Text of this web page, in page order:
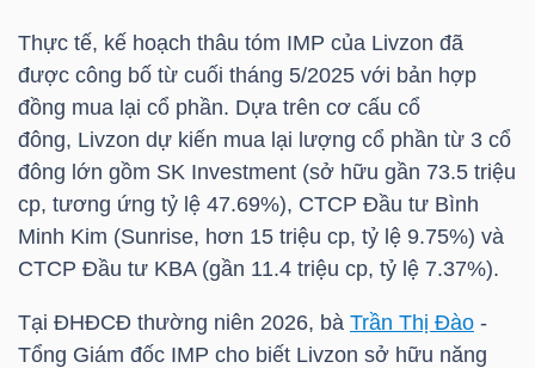
Thực tế, kế hoạch thâu tóm IMP của Livzon đã
được công bố từ cuối tháng 5/2025 với bản hợp
đồng mua lại cổ phần. Dựa trên cơ cấu cổ
đông, Livzon dự kiến mua lại lượng cổ phần từ 3 cổ
đông lớn gồm SK Investment (sở hữu gần 73.5 triệu
cp, tương ứng tỷ lệ 47.69%), CTCP Đầu tư Bình
Minh Kim (Sunrise, hơn 15 triệu cp, tỷ lệ 9.75%) và
CTCP Đầu tư KBA (gần 11.4 triệu cp, tỷ lệ 7.37%).
Tại ĐHĐCĐ thường niên 2026, bà Trần Thị Đào -
Tổng Giám đốc IMP cho biết Livzon sở hữu năng
NGHIỆP
PHIẾU